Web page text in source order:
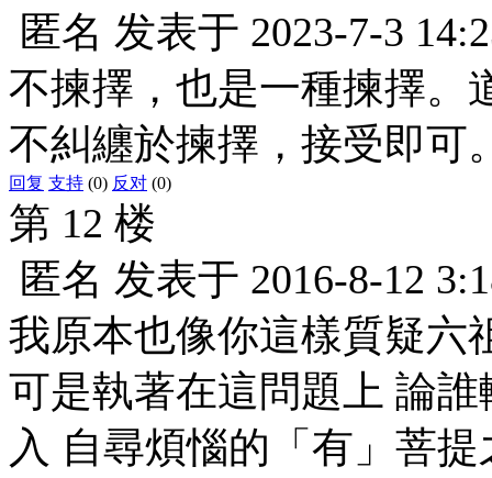
匿名 发表于 2023-7-3
不揀擇，也是一種揀擇。
不糾纏於揀擇，接受即可
回复 支持 (0) 反对 (0)
第 12 楼
匿名 发表于 2016-8-12
我原本也像你這樣質疑六
可是執著在這問題上 論
入 自尋煩惱的「有」菩